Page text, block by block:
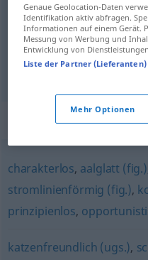
visqueux schleimig
mielleux schleimig FIG PEJ
Synonyme
charakterlos, aalglatt (fig.)
stromlinienförmig (fig.),
prinzipienlos,
katzenfreundlich (ugs.),
Genaue Geolocation-Daten
Identifikation aktiv abfragen.
Informationen auf einem Gerät.
Messung von Werbung und
Entwicklung von
Liste der Partner (Lieferanten)
Mehr Optionen